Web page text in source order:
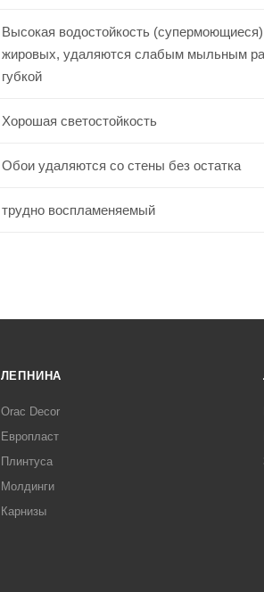
Высокая водостойкость (супермоющиеся)
жировых, удаляются слабым мыльным
губкой
Хорошая светостойкость
Обои удаляются со стены без остатка
трудно воспламеняемый
ЛЕПНИНА
Orac Decor
Европласт
Плинтуса
Молдинги
Карнизы